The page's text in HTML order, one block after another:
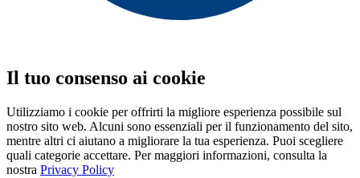
Il tuo consenso ai cookie
Utilizziamo i cookie per offrirti la migliore esperienza possibile sul
nostro sito web. Alcuni sono essenziali per il funzionamento del sito,
mentre altri ci aiutano a migliorare la tua esperienza. Puoi scegliere
quali categorie accettare. Per maggiori informazioni, consulta la
nostra Privacy Policy